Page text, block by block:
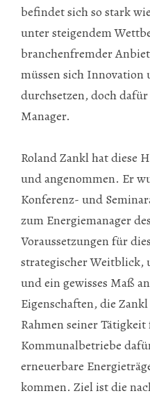
befindet sich so stark
unter steigendem
branchenfremder
müssen sich
durchsetzen, doch
Manager.
Roland Zankl hat diese
und angenommen. Er
Konferenz- und
zum Energiemanager
Voraussetzungen für
strategischer Weitblick,
und ein gewisses Maß
Eigenschaften, die
Rahmen seiner
Kommunalbetriebe
erneuerbare
kommen. Ziel ist die